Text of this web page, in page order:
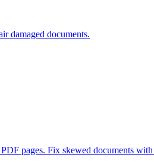
damaged documents.
pages. Fix skewed documents